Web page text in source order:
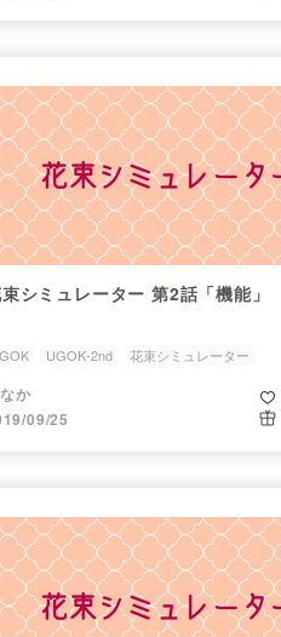
シミュレーター 第2話「機能」
UGOK-2nd 花束シミュレーター
か
09/25